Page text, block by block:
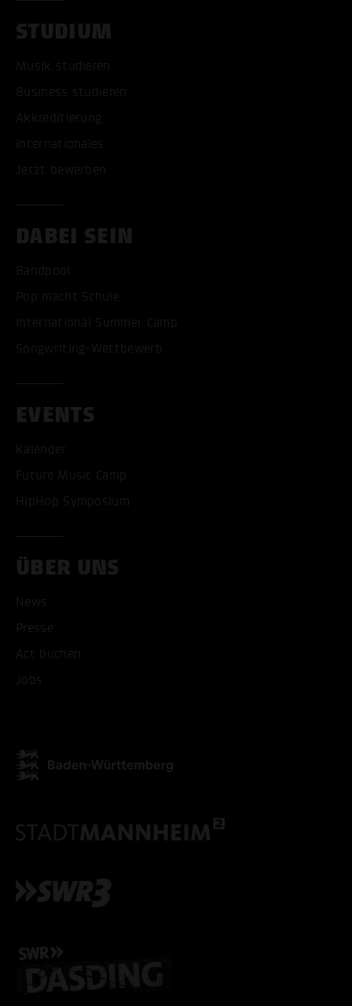
STUDIUM
Musik studieren
Business studieren
Akkreditierung
Internationales
Jetzt bewerben
DABEI SEIN
Bandpool
Pop macht Schule
International Summer Camp
Songwriting-Wettbewerb
EVENTS
Kalender
Future Music Camp
HipHop Symposium
ÜBER UNS
News
Presse
Act buchen
Jobs